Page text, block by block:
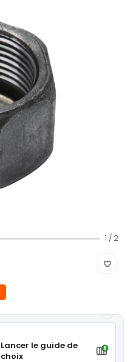
1 / 2
Lancer le guide de
choix